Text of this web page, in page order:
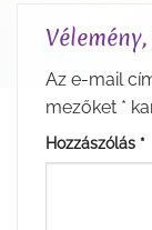
Az e-mail
mezőket *
Hozzászólás *